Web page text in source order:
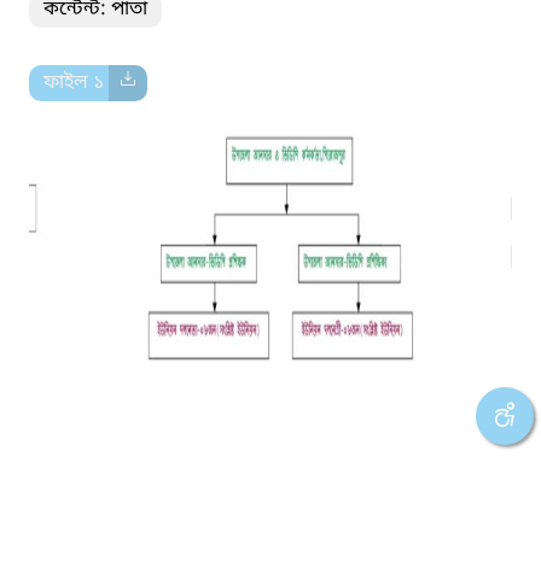
কন্টেন্ট: পাতা
ফাইল ১